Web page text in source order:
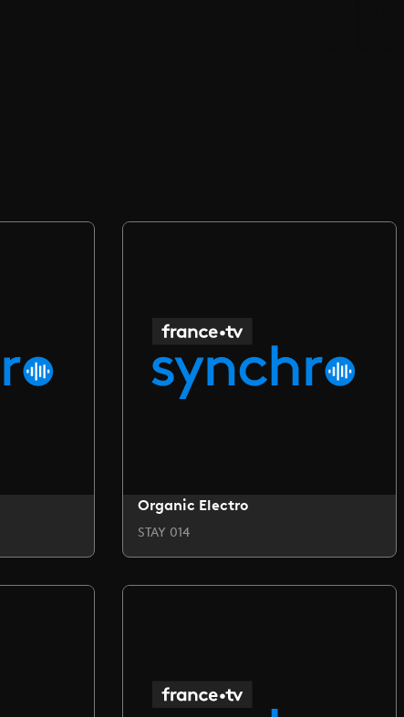
Organic Electro
STAY 014